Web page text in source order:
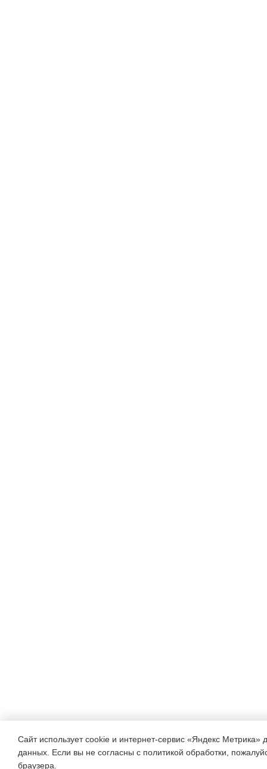
Сайт использует cookie и интернет-сервис «Яндекс Метрика»
данных. Если вы не согласны с политикой обработки,
браузера.